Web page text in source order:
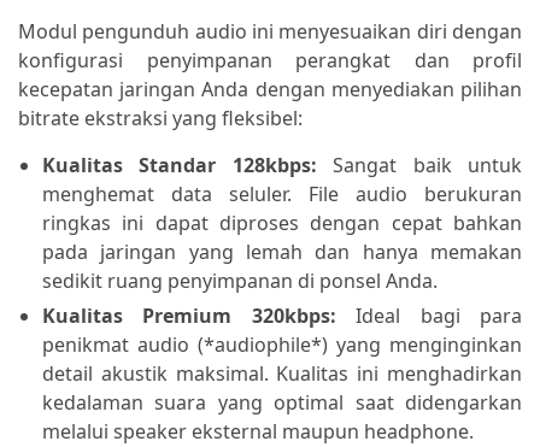
Modul pengunduh audio ini menyesuaikan diri dengan
konfigurasi penyimpanan perangkat dan profil
kecepatan jaringan Anda dengan menyediakan pilihan
bitrate ekstraksi yang fleksibel:
Kualitas Standar 128kbps: Sangat baik untuk
menghemat data seluler. File audio berukuran
ringkas ini dapat diproses dengan cepat bahkan
pada jaringan yang lemah dan hanya memakan
sedikit ruang penyimpanan di ponsel Anda.
Kualitas Premium 320kbps:Ideal bagi para
penikmat audio (*audiophile*) yang menginginkan
detail akustik maksimal. Kualitas ini menghadirkan
kedalaman suara yang optimal saat didengarkan
melalui speaker eksternal maupun headphone.